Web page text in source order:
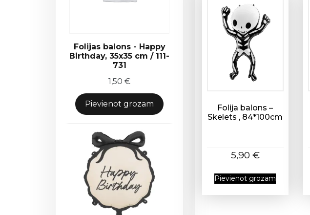
Folijas balons - Happy
Birthday, 35x35 cm / 111-
731
1,50 €
Pievienot grozam
Folija balons –
Skelets , 84*100cm
5,90 €
Pievienot grozam